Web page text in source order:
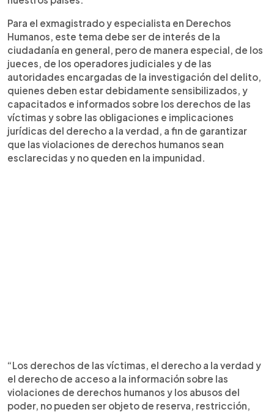
Para el exmagistrado y especialista en Derechos
Humanos, este tema debe ser de interés de la
ciudadanía en general, pero de manera especial, de los
jueces, de los operadores judiciales y de las
autoridades encargadas de la investigación del delito,
quienes deben estar debidamente sensibilizados, y
capacitados e informados sobre los derechos de las
víctimas y sobre las obligaciones e implicaciones
jurídicas del derecho a la verdad, a fin de garantizar
que las violaciones de derechos humanos sean
esclarecidas y no queden en la impunidad.
“Los derechos de las víctimas, el derecho a la verdad y
el derecho de acceso a la información sobre las
violaciones de derechos humanos y los abusos del
poder, no pueden ser objeto de reserva, restricción,